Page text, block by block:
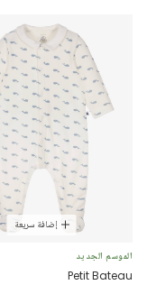
إضافة سريعة
الموسم الجديد
Petit Bateau